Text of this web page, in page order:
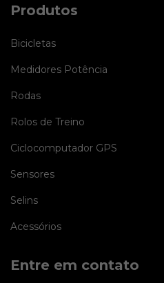
Produtos
Bicicletas
Medidores Potência
Rodas
Rolos de Treino
Ciclocomputador GPS
Sensores
Selins
Acessórios
Entre em contato